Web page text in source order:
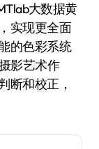
大数据黄
实现更全面
的色彩系统
影艺术作
断和校正，